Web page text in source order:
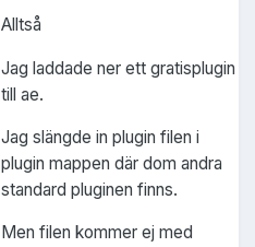
Alltså
Jag laddade ner ett gratisplugin
till ae.
Jag slängde in plugin filen i
plugin mappen där dom andra
standard pluginen finns.
Men filen kommer ej med